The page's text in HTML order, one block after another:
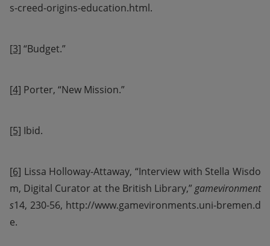
s-creed-origins-education.html.
[3] “Budget.”
[4] Porter, “New Mission.”
[5] Ibid.
[6] Lissa Holloway-Attaway, “Interview with Stella Wisdo
m, Digital Curator at the British Library,” gamevironment
s14, 230-56, http://www.gamevironments.uni-bremen.d
e.